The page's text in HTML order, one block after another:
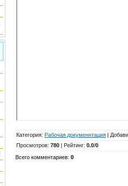
Категория: Рабочая докуменнтация |
Просмотров: 780 | Рейтинг: 0.0/0
Всего комментариев: 0